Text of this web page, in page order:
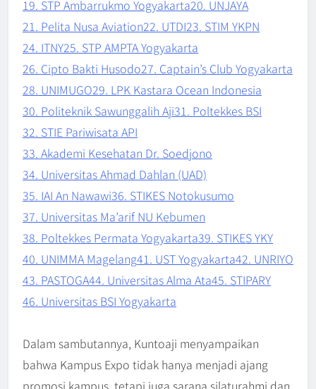
19. STP Ambarrukmo Yogyakarta20. UNJAYA
21. Pelita Nusa Aviation22. UTDI23. STIM YKPN
24. ITNY25. STP AMPTA Yogyakarta
26. Cipto Bakti Husodo27. Captain’s Club Yogyakarta
28. UNIMUGO29. LPK Kastara Ocean Indonesia
30. Politeknik Sawunggalih Aji31. Poltekkes BSI
32. STIE Pariwisata API
33. Akademi Kesehatan Dr. Soedjono
34. Universitas Ahmad Dahlan (UAD)
35. IAI An Nawawi36. STIKES Notokusumo
37. Universitas Ma’arif NU Kebumen
38. Poltekkes Permata Yogyakarta39. STIKES YKY
40. UNIMMA Magelang41. UST Yogyakarta42. UNRIYO
43. PASTOGA44. Universitas Alma Ata45. STIPARY
46. Universitas BSI Yogyakarta
Dalam sambutannya, Kuntoaji menyampaikan
bahwa Kampus Expo tidak hanya menjadi ajang
promosi kampus, tetapi juga sarana silaturahmi dan